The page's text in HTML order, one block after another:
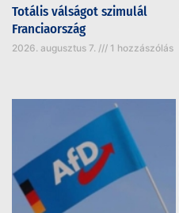
Totális válságot szimulál
Franciaország
2026. augusztus 7. 1 hozzászólás